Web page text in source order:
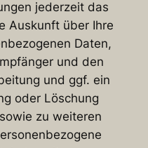
jederzeit das
Auskunft über Ihre
Daten,
und den
und ggf. ein
oder Löschung
zu weiteren